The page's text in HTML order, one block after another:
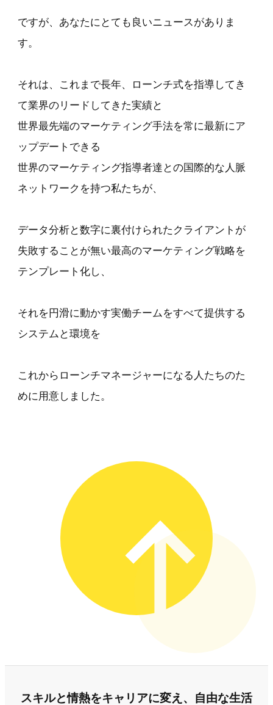
ですが、あなたにとても良いニュースがありま
す。
それは、これまで長年、ローンチ式を指導してき
て業界のリードしてきた実績と
世界最先端のマーケティング手法を常に最新にア
ップデートできる
世界のマーケティング指導者達との国際的な人脈
ネットワークを持つ私たちが、
データ分析と数字に裏付けられたクライアントが
失敗することが無い最高のマーケティング戦略を
テンプレート化し、
それを円滑に動かす実働チームをすべて提供する
システムと環境を
これからローンチマネージャーになる人たちのた
めに用意しました。
スキルと情熱をキャリアに変え、自由な生活